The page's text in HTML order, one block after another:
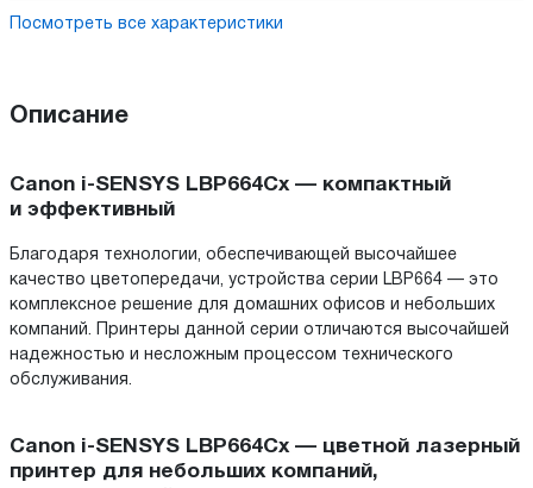
Посмотреть все характеристики
Описание
Canon i-SENSYS LBP664Cx — компактный
и эффективный
Благодаря технологии, обеспечивающей высочайшее
качество цветопередачи, устройства серии LBP664 — это
комплексное решение для домашних офисов и небольших
компаний. Принтеры данной серии отличаются высочайшей
надежностью и несложным процессом технического
обслуживания.
Canon i-SENSYS LBP664Cx — цветной лазерный
принтер для небольших компаний,